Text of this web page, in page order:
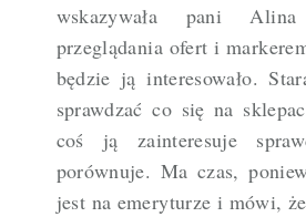
wskazywała pani
przeglądania ofert i
będzie ją interesowało.
sprawdzać co się na
coś ją zainteresuje
porównuje. Ma czas,
jest na emeryturze i mówi,